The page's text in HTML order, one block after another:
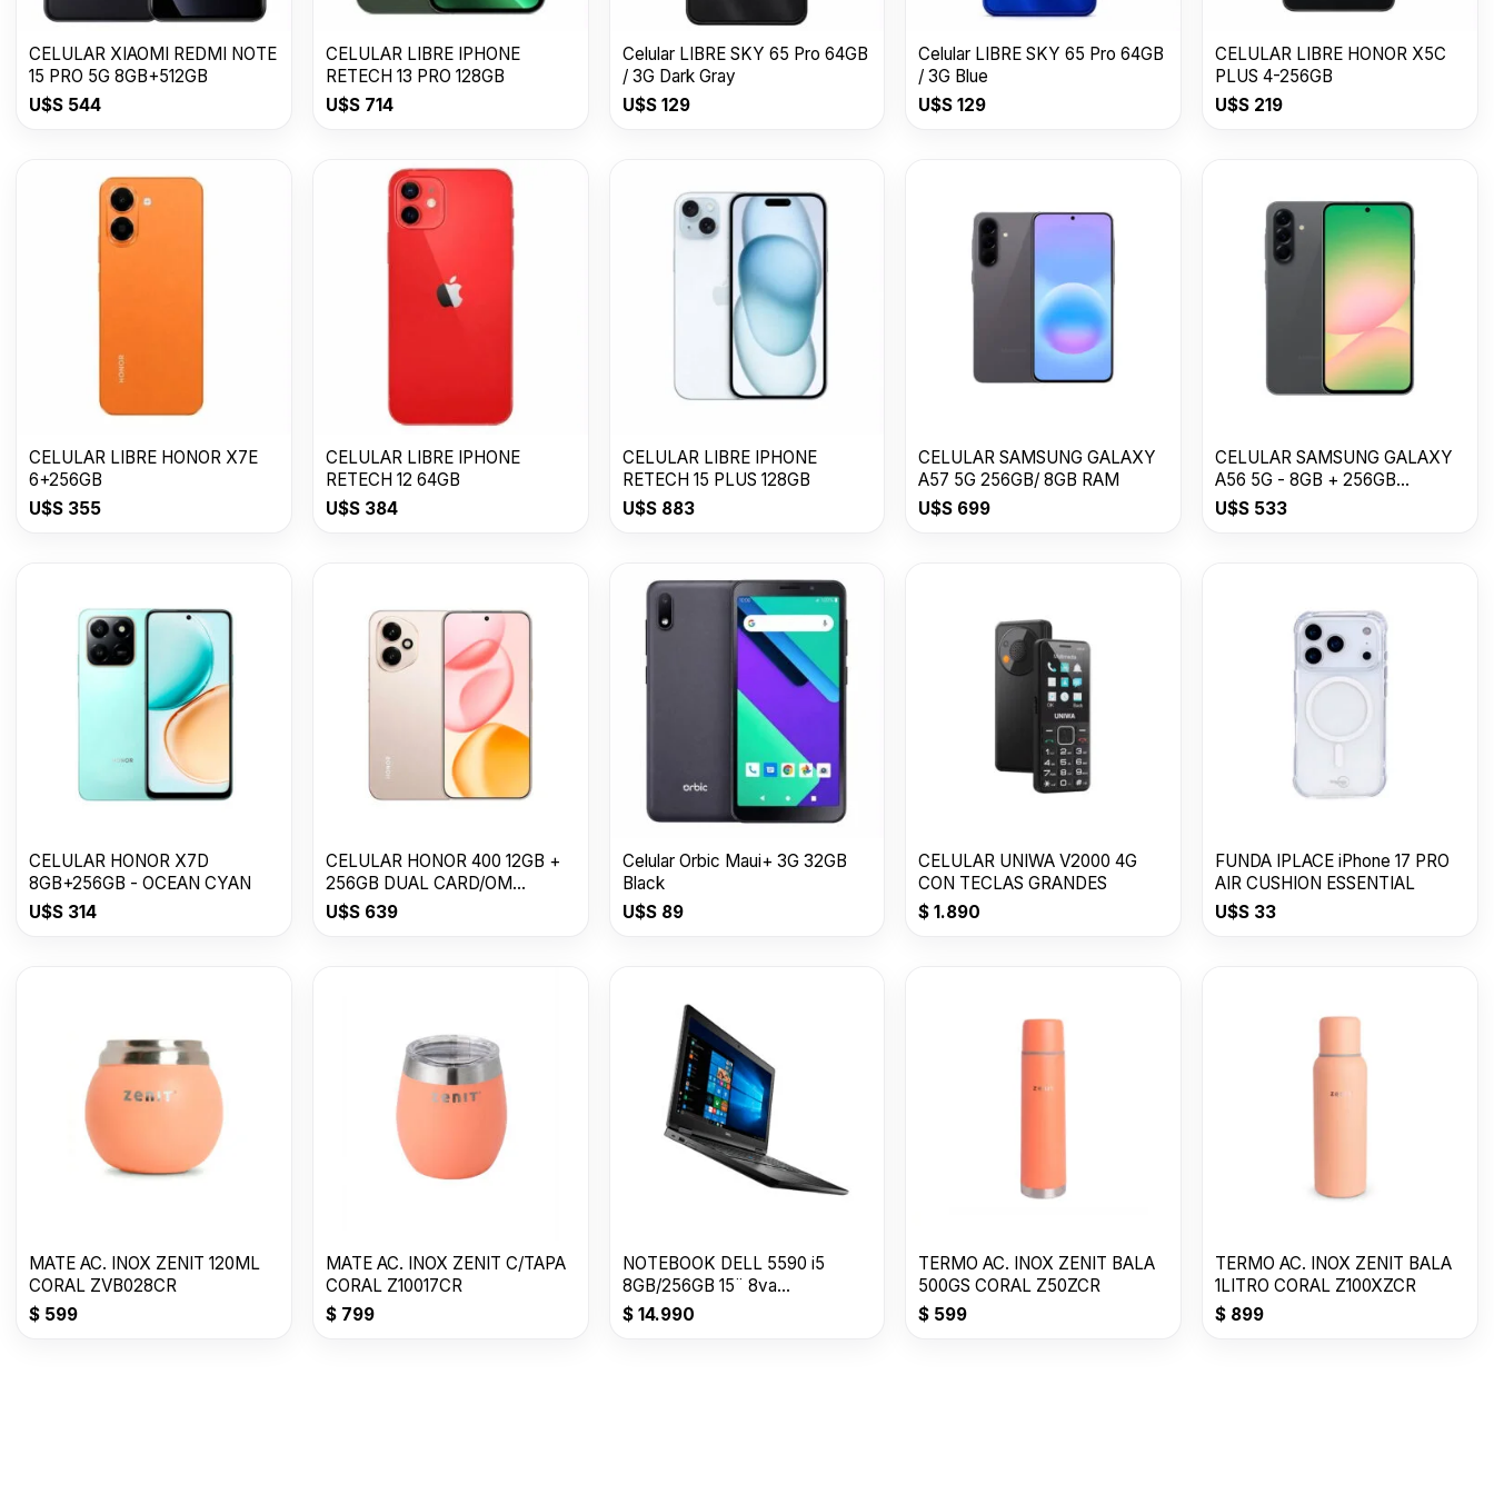
CELULAR XIAOMI REDMI NOTE
15 PRO 5G 8GB+512GB
U$S 544
CELULAR LIBRE IPHONE
RETECH 13 PRO 128GB
U$S714
Celular LIBRE SKY 65 Pro 64GB
/ 3G Dark Gray
U$S129
Celular LIBRE SKY 65 Pro 64GB
/ 3G Blue
U$S 129
CELULAR LIBRE HONOR X5C
PLUS 4-256GB
U$S 219
CELULAR LIBRE HONOR X7E
6+256GB
U$S 355
CELULAR LIBRE IPHONE
RETECH 12 64GB
U$S384
CELULAR LIBRE IPHONE
RETECH 15 PLUS 128GB
U$S883
CELULAR SAMSUNG GALAXY
A57 5G 256GB/ 8GB RAM
U$S 699
CELULAR SAMSUNG GALAXY
A56 5G - 8GB + 256GB
Awesome Graphite
U$S 533
CELULAR HONOR X7D
8GB+256GB - OCEAN CYAN
U$S 314
CELULAR HONOR 400 12GB +
256GB DUAL CARD/OM
USDESERT GOLD
U$S639
Celular Orbic Maui+ 3G 32GB
Black
U$S89
CELULAR UNIWA V2000 4G
CON TECLAS GRANDES
$ 1.890
FUNDA IPLACE iPhone 17 PRO
AIR CUSHION ESSENTIAL
U$S 33
MATE AC. INOX ZENIT 120ML
CORAL ZVB028CR
$ 599
MATE AC. INOX ZENIT C/TAPA
CORAL Z10017CR
$799
NOTEBOOK DELL 5590 i5
8GB/256GB 15¨ 8va
GENERACION
$14.990
TERMO AC. INOX ZENIT BALA
500GS CORAL Z50ZCR
$ 599
TERMO AC. INOX ZENIT BALA
1LITRO CORAL Z100XZCR
$ 899